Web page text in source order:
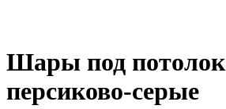
Шары под потолок
персиково-серые